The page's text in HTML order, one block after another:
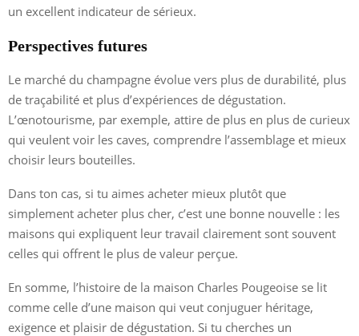
un excellent indicateur de sérieux.
Perspectives futures
Le marché du champagne évolue vers plus de durabilité, plus
de traçabilité et plus d’expériences de dégustation.
L’œnotourisme, par exemple, attire de plus en plus de curieux
qui veulent voir les caves, comprendre l’assemblage et mieux
choisir leurs bouteilles.
Dans ton cas, si tu aimes acheter mieux plutôt que
simplement acheter plus cher, c’est une bonne nouvelle : les
maisons qui expliquent leur travail clairement sont souvent
celles qui offrent le plus de valeur perçue.
En somme, l’histoire de la maison Charles Pougeoise se lit
comme celle d’une maison qui veut conjuguer héritage,
exigence et plaisir de dégustation. Si tu cherches un